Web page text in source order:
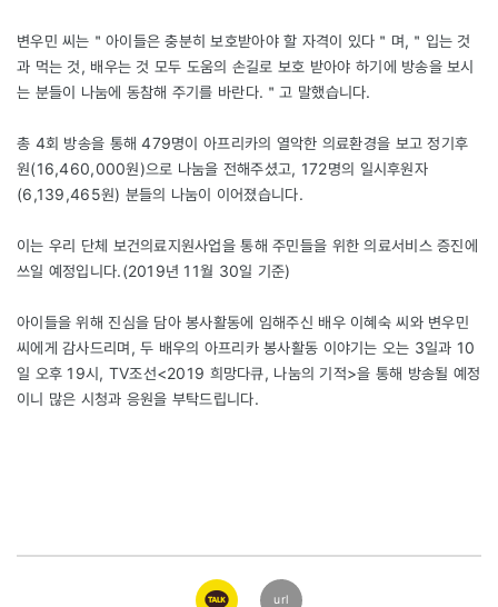
변우민 씨는＂아이들은 충분히 보호받아야 할 자격이 있다＂며,＂입는 것
과 먹는 것, 배우는 것 모두 도움의 손길로 보호 받아야 하기에 방송을 보시
는 분들이 나눔에 동참해 주기를 바란다.＂고 말했습니다.
총 4회 방송을 통해 479명이 아프리카의 열악한 의료환경을 보고 정기후
원(16,460,000원)으로 나눔을 전해주셨고, 172명의 일시후원자
(6,139,465원) 분들의 나눔이 이어졌습니다.
이는 우리 단체 보건의료지원사업을 통해 주민들을 위한 의료서비스 증진에
쓰일 예정입니다.(2019년 11월 30일 기준)
아이들을 위해 진심을 담아 봉사활동에 임해주신 배우 이혜숙 씨와 변우민
씨에게 감사드리며, 두 배우의 아프리카 봉사활동 이야기는 오는 3일과 10
일 오후 19시, TV조선<2019 희망다큐, 나눔의 기적>을 통해 방송될 예정
이니 많은 시청과 응원을 부탁드립니다.
카카오
url